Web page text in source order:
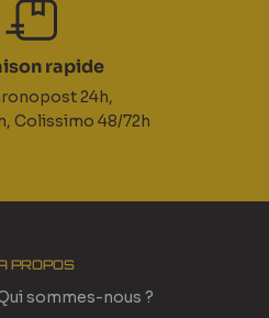
rapide
24h,
Colissimo 48/72h
PROPOS
sommes-nous ?